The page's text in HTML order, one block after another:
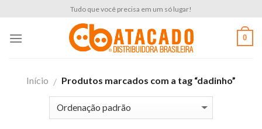
content
Tudo que você precisa em um só lugar!
0
Início / Produtos marcados com a tag “dadinho”